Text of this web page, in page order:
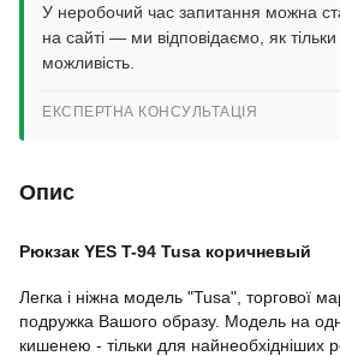
У неробочий час запитання можна
на сайті — ми відповідаємо, як
можливість.
ЕКСПЕРТНА КОНСУЛЬТАЦІЯ
Опис
Рюкзак YES T-94 Tusa коричневый
Легка і ніжна модель "Tusa", торгової
подружка Вашого образу. Модель на
кишенею - тільки для найнеобхідніших